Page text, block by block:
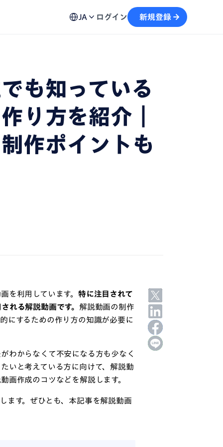
から文字起こしの流れがスムーズに
記録し、議事録の作成をサポート
方法、不具合の解決策など各種お問い合わせ窓口を
JA ログイン 新規登録
も知っている
り方を紹介｜
作ポイントも
を利用しています。 特に注目されて
れる解説動画です。 解説動画の制作
にするための作り方の知識が必要に
わからなくて不安になる方も少なく
いと考えている方に向けて、解説動
画作成のコツなどを解説します。
ます。ぜひとも、本記事を解説動画